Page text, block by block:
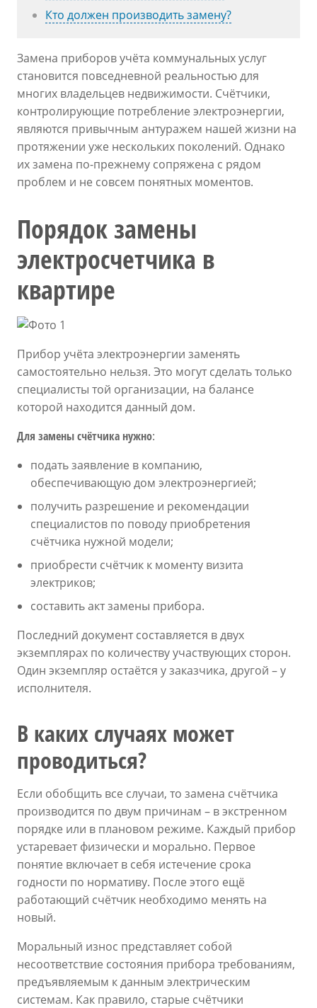
Кто должен производить замену?
Замена приборов учёта коммунальных услуг
становится повседневной реальностью для
многих владельцев недвижимости. Счётчики,
контролирующие потребление электроэнергии,
являются привычным антуражем нашей жизни на
протяжении уже нескольких поколений. Однако
их замена по-прежнему сопряжена с рядом
проблем и не совсем понятных моментов.
Порядок замены
электросчетчика в
квартире
Прибор учёта электроэнергии заменять
самостоятельно нельзя. Это могут сделать только
специалисты той организации, на балансе
которой находится данный дом.
Для замены счётчика нужно:
подать заявление в компанию,
обеспечивающую дом электроэнергией;
получить разрешение и рекомендации
специалистов по поводу приобретения
счётчика нужной модели;
приобрести счётчик к моменту визита
электриков;
составить акт замены прибора.
Последний документ составляется в двух
экземплярах по количеству участвующих сторон.
Один экземпляр остаётся у заказчика, другой – у
исполнителя.
В каких случаях может
проводиться?
Если обобщить все случаи, то замена счётчика
производится по двум причинам – в экстренном
порядке или в плановом режиме. Каждый прибор
устаревает физически и морально. Первое
понятие включает в себя истечение срока
годности по нормативу. После этого ещё
работающий счётчик необходимо менять на
новый.
Моральный износ представляет собой
несоответствие состояния прибора требованиям,
предъявляемым к данным электрическим
системам. Как правило, старые счётчики